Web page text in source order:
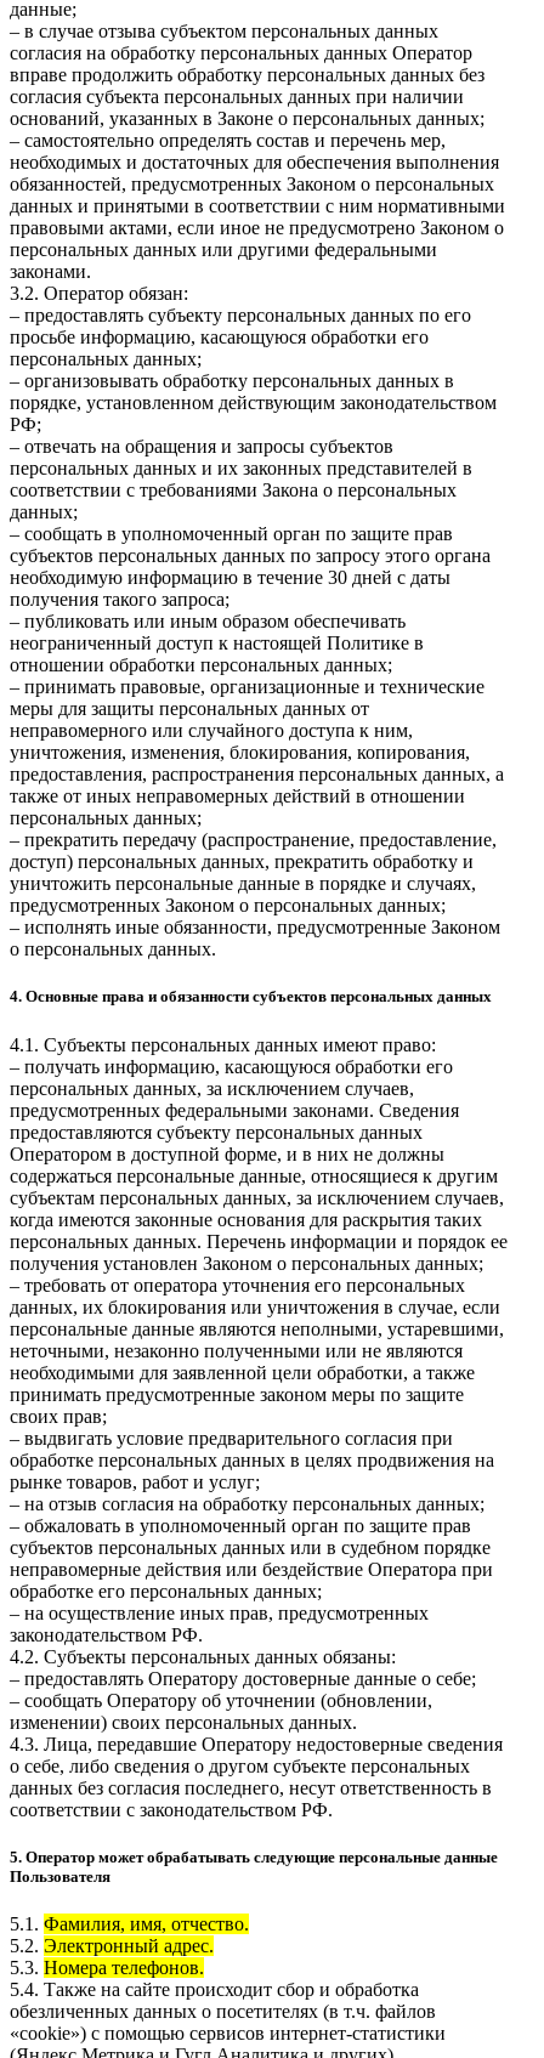
данные;
– в случае отзыва субъектом персональных данных
согласия на обработку персональных данных Оператор
вправе продолжить обработку персональных данных без
согласия субъекта персональных данных при наличии
оснований, указанных в Законе о персональных данных;
– самостоятельно определять состав и перечень мер,
необходимых и достаточных для обеспечения выполнения
обязанностей, предусмотренных Законом о персональных
данных и принятыми в соответствии с ним нормативными
правовыми актами, если иное не предусмотрено Законом о
персональных данных или другими федеральными
законами.
3.2. Оператор обязан:
– предоставлять субъекту персональных данных по его
просьбе информацию, касающуюся обработки его
персональных данных;
– организовывать обработку персональных данных в
порядке, установленном действующим законодательством
РФ;
– отвечать на обращения и запросы субъектов
персональных данных и их законных представителей в
соответствии с требованиями Закона о персональных
данных;
– сообщать в уполномоченный орган по защите прав
субъектов персональных данных по запросу этого органа
необходимую информацию в течение 30 дней с даты
получения такого запроса;
– публиковать или иным образом обеспечивать
неограниченный доступ к настоящей Политике в
отношении обработки персональных данных;
– принимать правовые, организационные и технические
меры для защиты персональных данных от
неправомерного или случайного доступа к ним,
уничтожения, изменения, блокирования, копирования,
предоставления, распространения персональных данных, а
также от иных неправомерных действий в отношении
персональных данных;
– прекратить передачу (распространение, предоставление,
доступ) персональных данных, прекратить обработку и
уничтожить персональные данные в порядке и случаях,
предусмотренных Законом о персональных данных;
– исполнять иные обязанности, предусмотренные Законом
о персональных данных.
4. Основные права и обязанности субъектов персональных данных
4.1. Субъекты персональных данных имеют право:
– получать информацию, касающуюся обработки его
персональных данных, за исключением случаев,
предусмотренных федеральными законами. Сведения
предоставляются субъекту персональных данных
Оператором в доступной форме, и в них не должны
содержаться персональные данные, относящиеся к другим
субъектам персональных данных, за исключением случаев,
когда имеются законные основания для раскрытия таких
персональных данных. Перечень информации и порядок ее
получения установлен Законом о персональных данных;
– требовать от оператора уточнения его персональных
данных, их блокирования или уничтожения в случае, если
персональные данные являются неполными, устаревшими,
неточными, незаконно полученными или не являются
необходимыми для заявленной цели обработки, а также
принимать предусмотренные законом меры по защите
своих прав;
– выдвигать условие предварительного согласия при
обработке персональных данных в целях продвижения на
рынке товаров, работ и услуг;
– на отзыв согласия на обработку персональных данных;
– обжаловать в уполномоченный орган по защите прав
субъектов персональных данных или в судебном порядке
неправомерные действия или бездействие Оператора при
обработке его персональных данных;
– на осуществление иных прав, предусмотренных
законодательством РФ.
4.2. Субъекты персональных данных обязаны:
– предоставлять Оператору достоверные данные о себе;
– сообщать Оператору об уточнении (обновлении,
изменении) своих персональных данных.
4.3. Лица, передавшие Оператору недостоверные сведения
о себе, либо сведения о другом субъекте персональных
данных без согласия последнего, несут ответственность в
соответствии с законодательством РФ.
5. Оператор может обрабатывать следующие персональные данные
Пользователя
5.1. Фамилия, имя, отчество.
5.2. Электронный адрес.
5.3. Номера телефонов.
5.4. Также на сайте происходит сбор и обработка
обезличенных данных о посетителях (в т.ч. файлов
«cookie») с помощью сервисов интернет-статистики